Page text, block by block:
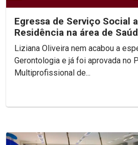
Egressa de Serviço Social
Residência na área de
Liziana Oliveira nem acabou a
Gerontologia e já foi aprovada no
Multiprofissional de...